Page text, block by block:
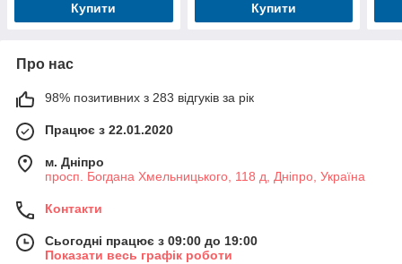
Купити Купити
Про нас
98% позитивних з 283 відгуків за рік
Працює з 22.01.2020
м. Дніпро
просп. Богдана Хмельницького, 118 д, Дніпро, Україна
Контакти
Сьогодні працює з 09:00 до 19:00
Показати весь графік роботи